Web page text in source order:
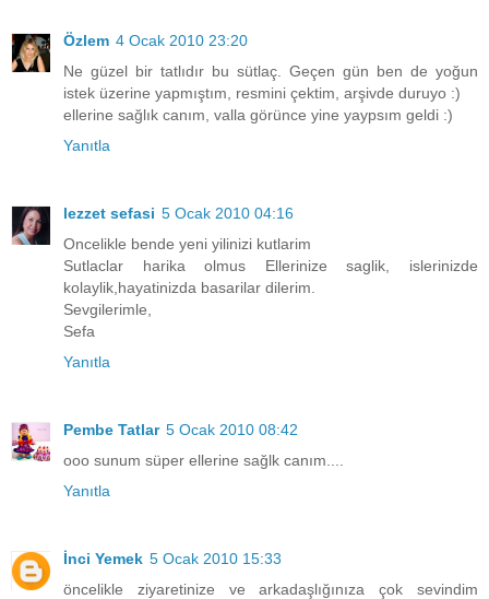
Özlem 4 Ocak 2010 23:20
Ne güzel bir tatlıdır bu sütlaç. Geçen gün ben de yoğun
istek üzerine yapmıştım, resmini çektim, arşivde duruyo :)
ellerine sağlık canım, valla görünce yine yaypsım geldi :)
Yanıtla
lezzet sefasi 5 Ocak 2010 04:16
Oncelikle bende yeni yilinizi kutlarim
Sutlaclar harika olmus Ellerinize saglik, islerinizde
kolaylik,hayatinizda basarilar dilerim.
Sevgilerimle,
Sefa
Yanıtla
Pembe Tatlar 5 Ocak 2010 08:42
ooo sunum süper ellerine sağlk canım....
Yanıtla
İnci Yemek 5 Ocak 2010 15:33
öncelikle ziyaretinize ve arkadaşlığınıza çok sevindim